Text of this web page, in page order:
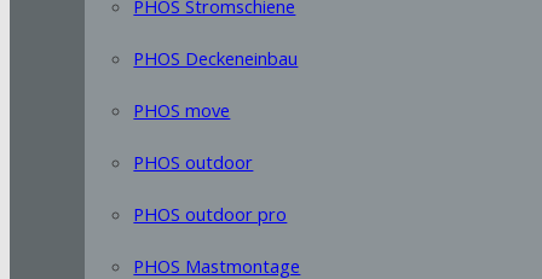
PHOS Stromschiene
PHOS Deckeneinbau
PHOS move
PHOS outdoor
PHOS outdoor pro
PHOS Mastmontage